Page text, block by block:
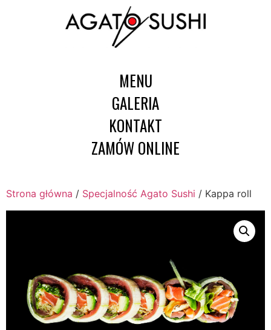
MENU
GALERIA
KONTAKT
ZAMÓW ONLINE
Strona główna / Specjalność Agato Sushi / Kappa roll